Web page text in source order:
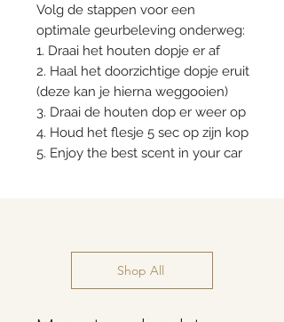
Volg de stappen voor een
optimale geurbeleving onderweg:
1. Draai het houten dopje er af
2. Haal het doorzichtige dopje eruit
(deze kan je hierna weggooien)
3. Draai de houten dop er weer op
4. Houd het flesje 5 sec op zijn kop
5. Enjoy the best scent in your car
Shop All